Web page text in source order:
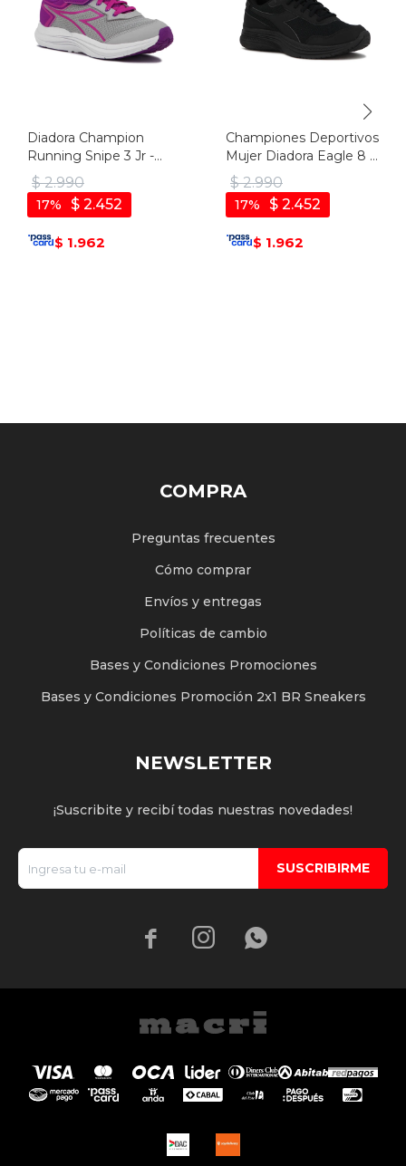
Diadora Champion
Running Snipe 3 Jr -
Plata-violeta
$ 2.990
$ 2.452
17
$ 1.962
Championes Deportivos
Mujer Diadora Eagle 8 -
Negro-negro
$ 2.990
$ 2.452
17
$ 1.962
COMPRA
Preguntas frecuentes
Cómo comprar
Envíos y entregas
Políticas de cambio
Bases y Condiciones Promociones
Bases y Condiciones Promoción 2x1 BR Sneakers
NEWSLETTER
¡Suscribite y recibí todas nuestras novedades!
SUSCRIBIRME
  